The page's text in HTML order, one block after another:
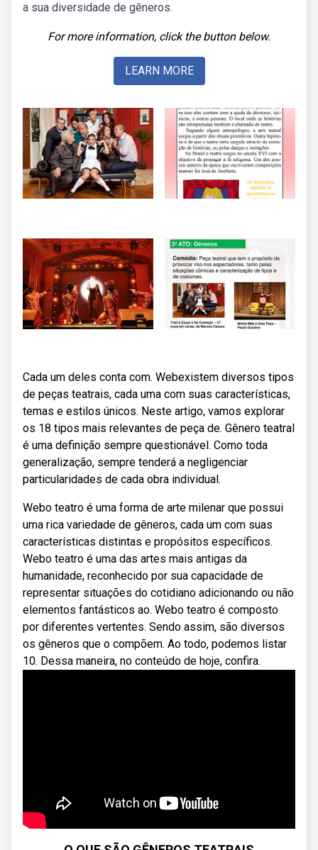
a sua diversidade de gêneros.
For more information, click the button below.
LEARN MORE
Cada um deles conta com. Webexistem diversos tipos
de peças teatrais, cada uma com suas características,
temas e estilos únicos. Neste artigo, vamos explorar
os 18 tipos mais relevantes de peça de. Gênero teatral
é uma definição sempre questionável. Como toda
generalização, sempre tenderá a negligenciar
particularidades de cada obra individual.
Webo teatro é uma forma de arte milenar que possui
uma rica variedade de gêneros, cada um com suas
características distintas e propósitos específicos.
Webo teatro é uma das artes mais antigas da
humanidade, reconhecido por sua capacidade de
representar situações do cotidiano adicionando ou não
elementos fantásticos ao. Webo teatro é composto
por diferentes vertentes. Sendo assim, são diversos
os gêneros que o compõem. Ao todo, podemos listar
10. Dessa maneira, no conteúdo de hoje, confira.